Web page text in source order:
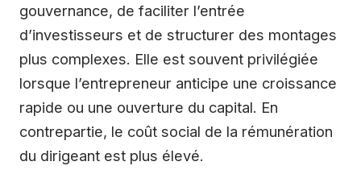
gouvernance, de faciliter l’entrée
d’investisseurs et de structurer des montages
plus complexes. Elle est souvent privilégiée
lorsque l’entrepreneur anticipe une croissance
rapide ou une ouverture du capital. En
contrepartie, le coût social de la rémunération
du dirigeant est plus élevé.